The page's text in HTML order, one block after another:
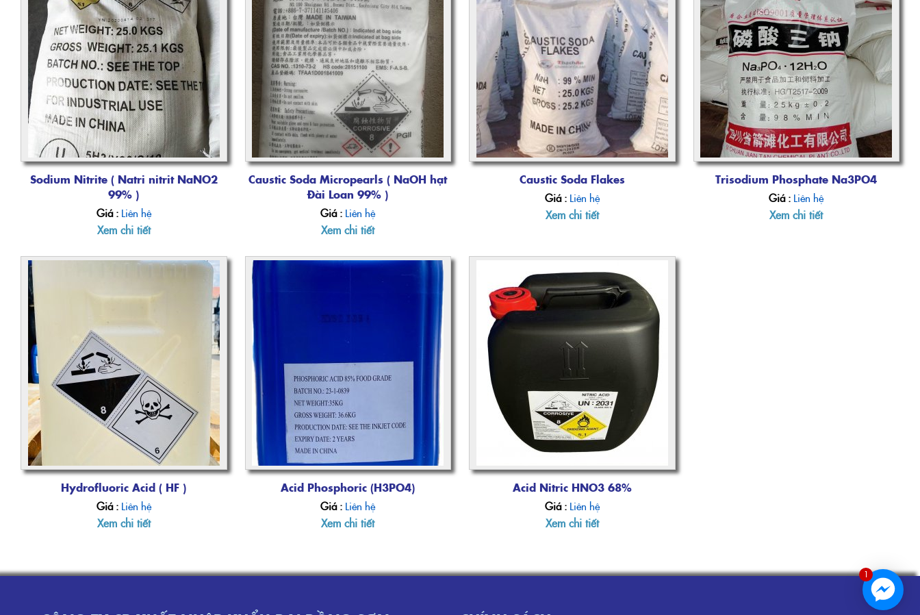
Sodium Nitrite ( Natri nitrit NaNO2
99% )
Giá : Liên hệ
Xem chi tiết
Caustic Soda Micropearls ( NaOH hạt
Đài Loan 99% )
Giá : Liên hệ
Xem chi tiết
Caustic Soda Flakes
Giá : Liên hệ
Xem chi tiết
Trisodium Phosphate Na3PO4
Giá : Liên hệ
Xem chi tiết
Hydrofluoric Acid ( HF )
Giá : Liên hệ
Xem chi tiết
Acid Phosphoric (H3PO4)
Giá : Liên hệ
Xem chi tiết
Acid Nitric HNO3 68%
Giá : Liên hệ
Xem chi tiết
1